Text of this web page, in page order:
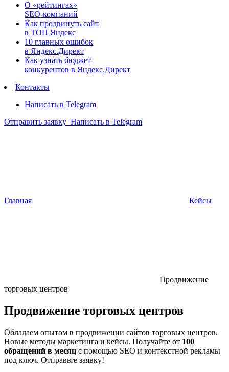
О «рейтингах»
SEO-компаний
Как продвинуть сайт
в ТОП Яндекс
10 главных ошибок
в Яндекс.Директ
Как узнать бюджет
конкурентов в Яндекс.Директ
Контакты
Написать в Telegram
Отправить заявку Написать в Telegram
Главная Кейсы
Продвижение
торговых центров
Продвижение торговых центров
Обладаем опытом в продвижении сайтов торговых центров.
Новые методы маркетинга и кейсы. Получайте от 100
обращений в месяц с помощью SEO и контекстной рекламы
под ключ. Отправьте заявку!